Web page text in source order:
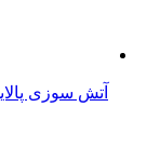
آتش‌ سوزی